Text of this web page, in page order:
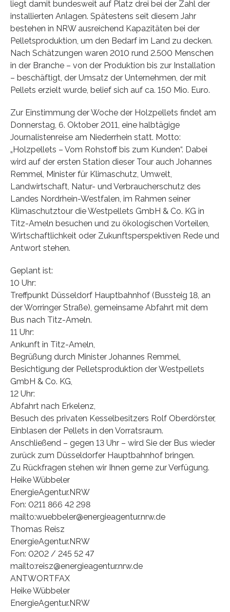
liegt damit bundesweit auf Platz drei bei der Zahl der
installierten Anlagen. Spätestens seit diesem Jahr
bestehen in NRW ausreichend Kapazitäten bei der
Pelletsproduktion, um den Bedarf im Land zu decken.
Nach Schätzungen waren 2010 rund 2.500 Menschen
in der Branche – von der Produktion bis zur Installation
– beschäftigt, der Umsatz der Unternehmen, der mit
Pellets erzielt wurde, belief sich auf ca. 150 Mio. Euro.
Zur Einstimmung der Woche der Holzpellets findet am
Donnerstag, 6. Oktober 2011, eine halbtägige
Journalistenreise am Niederrhein statt. Motto:
„Holzpellets – Vom Rohstoff bis zum Kunden“. Dabei
wird auf der ersten Station dieser Tour auch Johannes
Remmel, Minister für Klimaschutz, Umwelt,
Landwirtschaft, Natur- und Verbraucherschutz des
Landes Nordrhein-Westfalen, im Rahmen seiner
Klimaschutztour die Westpellets GmbH & Co. KG in
Titz-Ameln besuchen und zu ökologischen Vorteilen,
Wirtschaftlichkeit oder Zukunftsperspektiven Rede und
Antwort stehen.
Geplant ist:
10 Uhr:
Treffpunkt Düsseldorf Hauptbahnhof (Bussteig 18, an
der Worringer Straße), gemeinsame Abfahrt mit dem
Bus nach Titz-Ameln.
11 Uhr:
Ankunft in Titz-Ameln,
Begrüßung durch Minister Johannes Remmel,
Besichtigung der Pelletsproduktion der Westpellets
GmbH & Co. KG,
12 Uhr:
Abfahrt nach Erkelenz,
Besuch des privaten Kesselbesitzers Rolf Oberdörster,
Einblasen der Pellets in den Vorratsraum.
Anschließend – gegen 13 Uhr – wird Sie der Bus wieder
zurück zum Düsseldorfer Hauptbahnhof bringen.
Zu Rückfragen stehen wir Ihnen gerne zur Verfügung.
Heike Wübbeler
EnergieAgentur.NRW
Fon: 0211 866 42 298
mailto:wuebbeler@energieagentur.nrw.de
Thomas Reisz
EnergieAgentur.NRW
Fon: 0202 / 245 52 47
mailto:reisz@energieagentur.nrw.de
ANTWORTFAX
Heike Wübbeler
EnergieAgentur.NRW